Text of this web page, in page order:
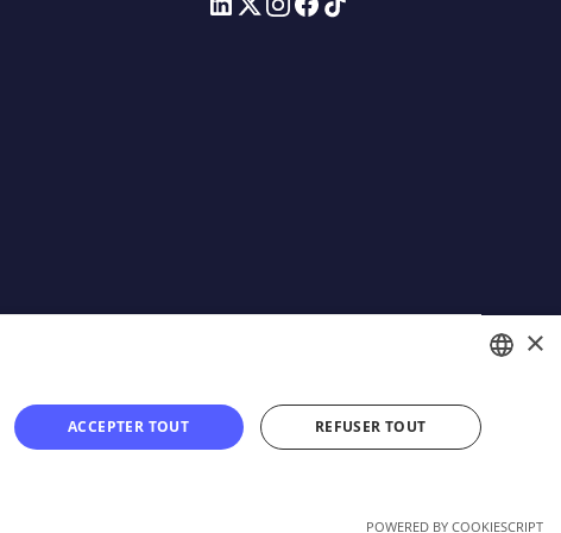
FRENCH
ENGLISH
×
ACCEPTER TOUT REFUSER TOUT
POWERED BY COOKIESCRIPT